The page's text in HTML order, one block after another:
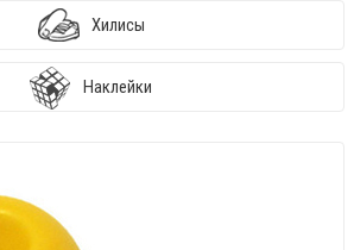
Хилисы
Наклейки